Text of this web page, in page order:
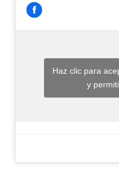
Haz clic para
y